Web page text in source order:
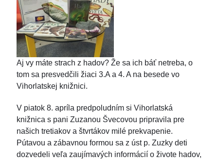
Aj vy máte strach z hadov? Že sa ich báť netreba, o
tom sa presvedčili žiaci 3.A a 4. A na besede vo
Vihorlatskej knižnici.
V piatok 8. apríla predpoludním si Vihorlatská
knižnica s pani Zuzanou Švecovou pripravila pre
našich tretiakov a štvrtákov milé prekvapenie.
Pútavou a zábavnou formou sa z úst p. Zuzky deti
dozvedeli veľa zaujímavých informácií o živote hadov,